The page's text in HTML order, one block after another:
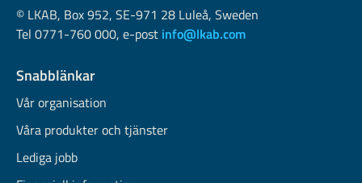
© LKAB, Box 952, SE-971 28 Luleå, Sweden
Tel 0771-760 000, e-post info@lkab.com
Snabblänkar
Vår organisation
Våra produkter och tjänster
Lediga jobb